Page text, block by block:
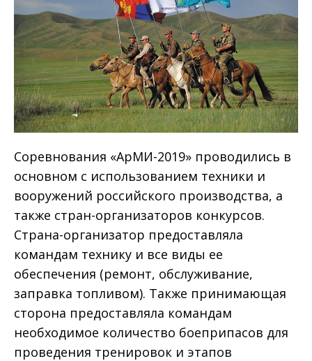
Соревнования «АрМИ-2019» проводились в
основном с использованием техники и
вооружений российского производства, а
также стран-организаторов конкурсов.
Страна-организатор предоставляла
командам технику и все виды ее
обеспечения (ремонт, обслуживание,
заправка топливом). Также принимающая
сторона предоставляла командам
необходимое количество боеприпасов для
проведения тренировок и этапов